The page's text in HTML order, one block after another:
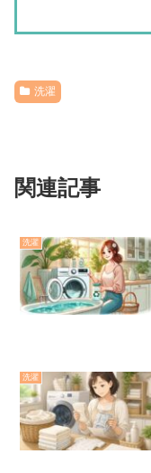
洗濯
関連記事
洗濯
洗濯